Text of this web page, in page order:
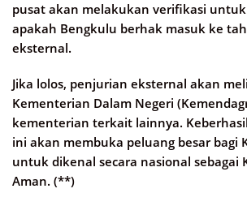
pusat akan melakukan verifikasi
apakah Bengkulu berhak masuk ke
eksternal.
Jika lolos, penjurian eksternal akan
Kementerian Dalam Negeri
kementerian terkait lainnya.
ini akan membuka peluang besar bagi
untuk dikenal secara nasional sebagai
Aman. (**)